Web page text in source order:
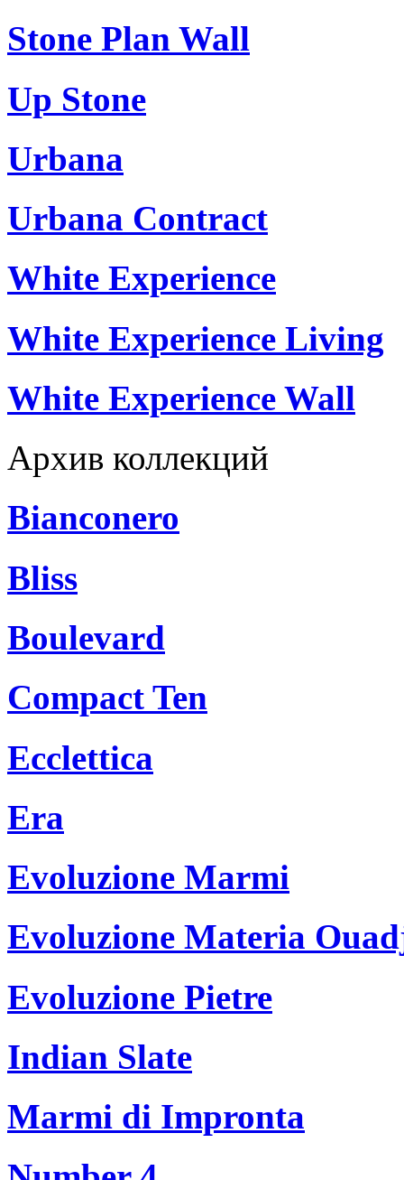
Stone Plan Wall
Up Stone
Urbana
Urbana Contract
White Experience
White Experience Living
White Experience Wall
Архив коллекций
Bianconero
Bliss
Boulevard
Compact Ten
Ecclettica
Era
Evoluzione Marmi
Evoluzione Materia
Evoluzione Pietre
Indian Slate
Marmi di Impronta